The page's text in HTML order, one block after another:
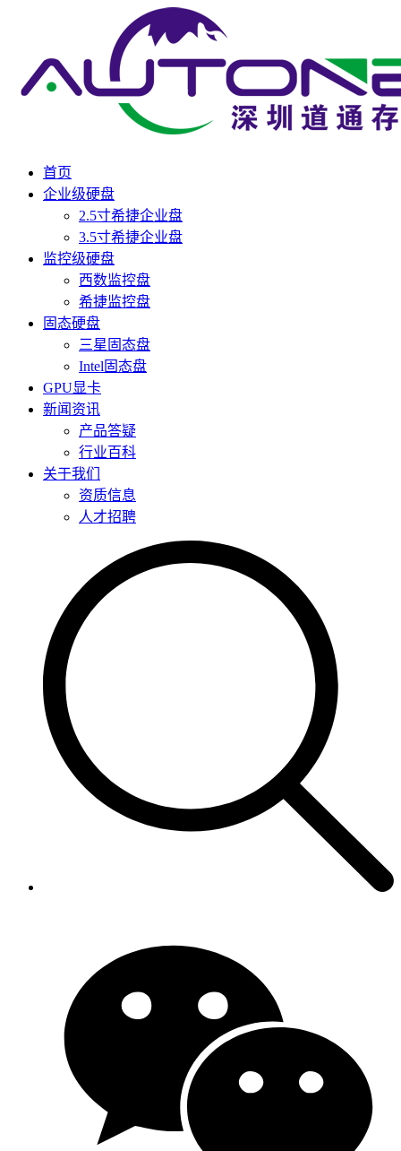
首页
企业级硬盘
2.5寸希捷企业盘
3.5寸希捷企业盘
监控级硬盘
西数监控盘
希捷监控盘
固态硬盘
三星固态盘
Intel固态盘
GPU显卡
新闻资讯
产品答疑
行业百科
关于我们
资质信息
人才招聘